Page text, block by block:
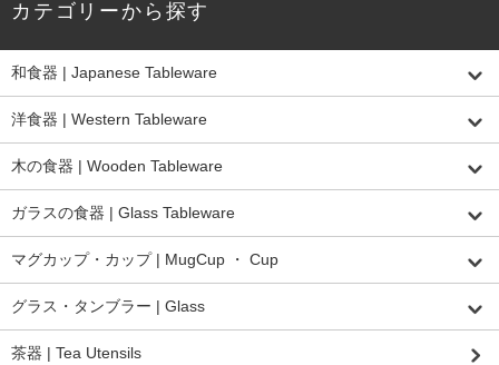
カテゴリーから探す
和食器 | Japanese Tableware
洋食器 | Western Tableware
木の食器 | Wooden Tableware
ガラスの食器 | Glass Tableware
マグカップ・カップ | MugCup ・ Cup
グラス・タンブラー | Glass
茶器 | Tea Utensils